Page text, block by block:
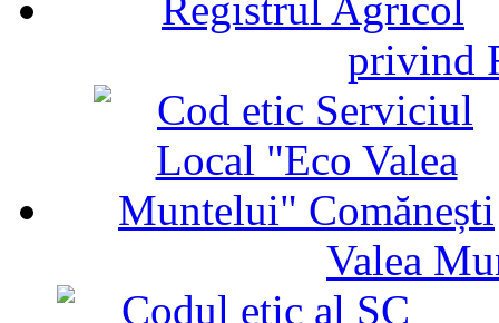
privind
Valea